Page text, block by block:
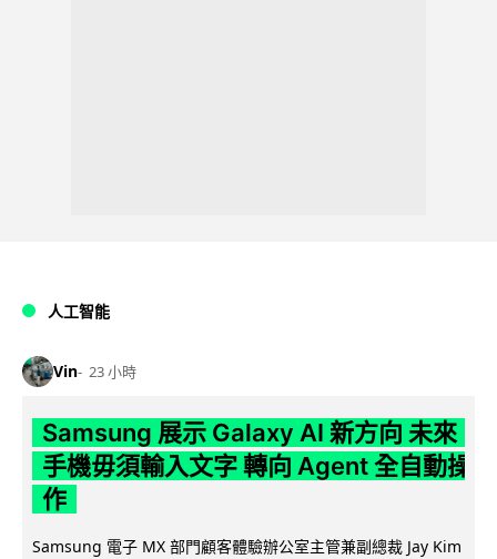
人工智能
Vin 23 小時
Samsung 展示 Galaxy AI 新方向 未來
手機毋須輸入文字 轉向 Agent 全自動操
作
Samsung 電子 MX 部門顧客體驗辦公室主管兼副總裁 Jay Kim